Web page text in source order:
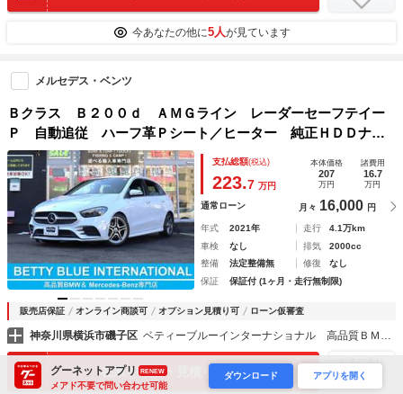
今あなたの他に5人が見ています
メルセデス・ベンツ
Ｂクラス Ｂ２００ｄ ＡＭＧライン レーダーセーフテイー
Ｐ 自動追従 ハーフ革Ｐシート／ヒーター 純正ＨＤＤナビ
／ＴＶ Ｂｌｕｅｔｏｔｈ Ｂカメラ ＡＭＧ１８ＡＷ ＡＣ
Ｃ キーレスゴー パワーテールゲート スマートオープナ
ー ８速ＡＴ
支払総額(税込)
223.7 万円
本体価格
207
万円
諸費用
16.7
万円
通常ローン 月々 16,000 円
年式 2021年 走行
4.1万km
車検
なし 排気
2000cc
整備
法定整備無 修復
なし
保証
保証付 (1ヶ月・走行無制限)
販売店保証 オンライン商談可 オプション見積り可 ローン仮審査
神奈川県横浜市磯子区 ベティーブルーインターナショナル 高品質ＢＭＷ＆メルセデス・ベンツ専門店
在庫を確認・見積り依頼する
お気に入り
グーネットアプリ RENEW
メアド不要で問い合わせ可能
ダウンロード アプリを開く